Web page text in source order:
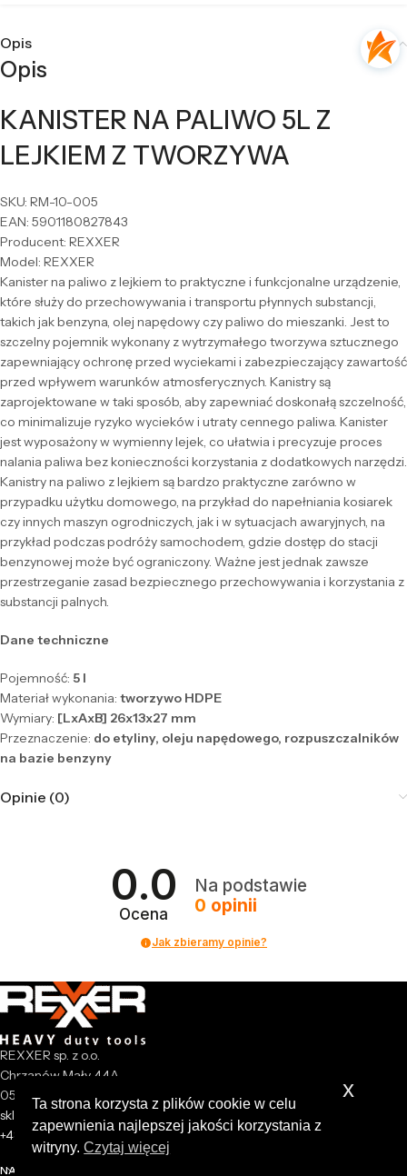
Opis
Opis
KANISTER NA PALIWO 5L Z
LEJKIEM Z TWORZYWA
SKU: RM-10-005
EAN: 5901180827843
Producent: REXXER
Model: REXXER
Kanister na paliwo z lejkiem to praktyczne i funkcjonalne urządzenie,
które służy do przechowywania i transportu płynnych substancji,
takich jak benzyna, olej napędowy czy paliwo do mieszanki. Jest to
szczelny pojemnik wykonany z wytrzymałego tworzywa sztucznego
zapewniający ochronę przed wyciekami i zabezpieczający zawartość
przed wpływem warunków atmosferycznych. Kanistry są
zaprojektowane w taki sposób, aby zapewniać doskonałą szczelność,
co minimalizuje ryzyko wycieków i utraty cennego paliwa. Kanister
jest wyposażony w wymienny lejek, co ułatwia i precyzuje proces
nalania paliwa bez konieczności korzystania z dodatkowych narzędzi.
Kanistry na paliwo z lejkiem są bardzo praktyczne zarówno w
przypadku użytku domowego, na przykład do napełniania kosiarek
czy innych maszyn ogrodniczych, jak i w sytuacjach awaryjnych, na
przykład podczas podróży samochodem, gdzie dostęp do stacji
benzynowej może być ograniczony. Ważne jest jednak zawsze
przestrzeganie zasad bezpiecznego przechowywania i korzystania z
substancji palnych.
Dane techniczne
Pojemność: 5 l
Materiał wykonania: tworzywo HDPE
Wymiary: [LxAxB] 26x13x27 mm
Przeznaczenie: do etyliny, oleju napędowego, rozpuszczalników
na bazie benzyny
Opinie (0)
0.0
Ocena
Na podstawie
0 opinii
Jak zbieramy opinie?
REXXER sp. z o.o.
Chrzanów Mały 44A
05-825 Grodzisk Mazowiecki
sklep@rexxer.pl
+48 512 477 473
NASZA FIRMA
Ta strona korzysta z plików cookie w celu
zapewnienia najlepszej jakości korzystania z
witryny.Czytaj więcej
x